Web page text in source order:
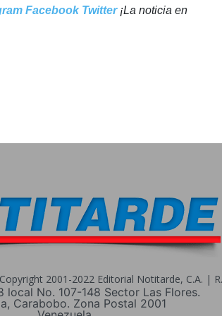
Facebook Twitter¡La noticia en
2001-2022 Editorial Notitarde, C.A. |
local No. 107-148 Sector Las Flores.
Carabobo. Zona Postal 2001